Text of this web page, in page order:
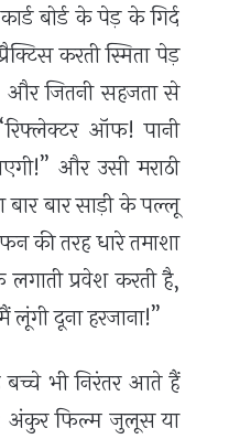
बोर्ड के पेड़ के गिर्द
करती स्मिता पेड़
और जितनी सहजता से
ऑफ! पानी
और उसी मराठी
बार बार साड़ी के पल्लू
की तरह धारे तमाशा
प्रवेश करती है,
दूना हरजाना!”
भी निरंतर आते हैं
अंकुर फिल्म जुलूस या